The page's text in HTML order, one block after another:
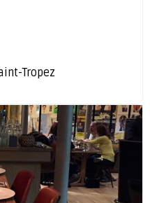
Tropez